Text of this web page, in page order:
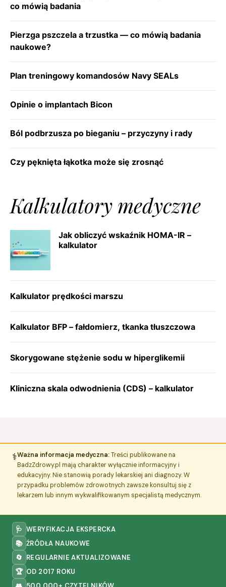
co mówią badania
Pierzga pszczela a trzustka — co mówią badania
naukowe?
Plan treningowy komandosów Navy SEALs
Opinie o implantach Bicon
Ból podbrzusza po bieganiu – przyczyny i rady
Czy pęknięta łąkotka może się zrosnąć
Kalkulatory medyczne
Jak obliczyć wskaźnik HOMA-IR –
kalkulator
Kalkulator prędkości marszu
Kalkulator BFP – fałdomierz, tkanka tłuszczowa
Skorygowane stężenie sodu w hiperglikemii
Kliniczna skala odwodnienia (CDS) – kalkulator
⚕️Ważna informacja medyczna:Treści publikowane na
BadzZdrowy.pl mają charakter wyłącznie informacyjny i
edukacyjny. Nie stanowią porady lekarskiej ani diagnozy. W
przypadku problemów zdrowotnych zawsze konsultuj się z
lekarzem lub innym wykwalifikowanym specjalistą medycznym.
🩺 WERYFIKACJA EKSPERCKA
📚 ŹRÓDŁA NAUKOWE
🔄 REGULARNIE AKTUALIZOWANE
🏆 OD 2017 ROKU